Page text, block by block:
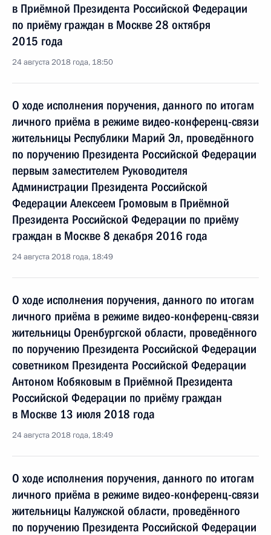
в Приёмной Президента Российской Федерации
по приёму граждан в Москве 28 октября
2015 года
24 августа 2018 года, 18:50
О ходе исполнения поручения, данного по итогам
личного приёма в режиме видео-конференц-связи
жительницы Республики Марий Эл, проведённого
по поручению Президента Российской Федерации
первым заместителем Руководителя
Администрации Президента Российской
Федерации Алексеем Громовым в Приёмной
Президента Российской Федерации по приёму
граждан в Москве 8 декабря 2016 года
24 августа 2018 года, 18:49
О ходе исполнения поручения, данного по итогам
личного приёма в режиме видео-конференц-связи
жительницы Оренбургской области, проведённого
по поручению Президента Российской Федерации
советником Президента Российской Федерации
Антоном Кобяковым в Приёмной Президента
Российской Федерации по приёму граждан
в Москве 13 июля 2018 года
24 августа 2018 года, 18:49
О ходе исполнения поручения, данного по итогам
личного приёма в режиме видео-конференц-связи
жительницы Калужской области, проведённого
по поручению Президента Российской Федерации